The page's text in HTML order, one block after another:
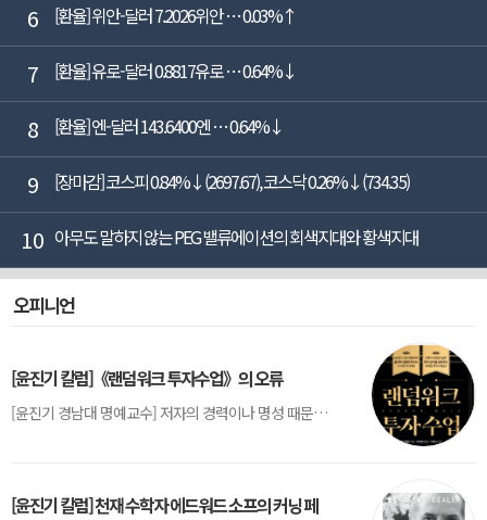
6 [환율] 위안-달러 7.2026위안 … 0.03%↑
7 [환율] 유로-달러 0.8817유로 … 0.64%↓
8 [환율] 엔-달러 143.6400엔 … 0.64%↓
9 [장마감] 코스피 0.84%↓(2697.67), 코스닥 0.26%↓(734.35)
10 아무도 말하지 않는 PEG 밸류에이션의 회색지대와 황색지대
오피니언
[윤진기 칼럼]《랜덤워크 투자수업》의 오류
[윤진기 경남대 명예교수] 저자의 경력이나 명성 때문인지 2020년에 번역 출판된 《랜덤워크 투자수업》(A Random Walk Down Wall Street) 12판은 표지부터가 거창하다. ‘45년간 12번 개정하며 철저히 검증한 투자서’, ‘전문가 부럽지 않은 투자 감각을 길러주는 위대한 투자지침서’ 라는 은빛 광고문구로 독자를 유혹한다.[1] 출판 50주...
[윤진기 칼럼] 천재 수학자 에드워드 소프의 커닝 페